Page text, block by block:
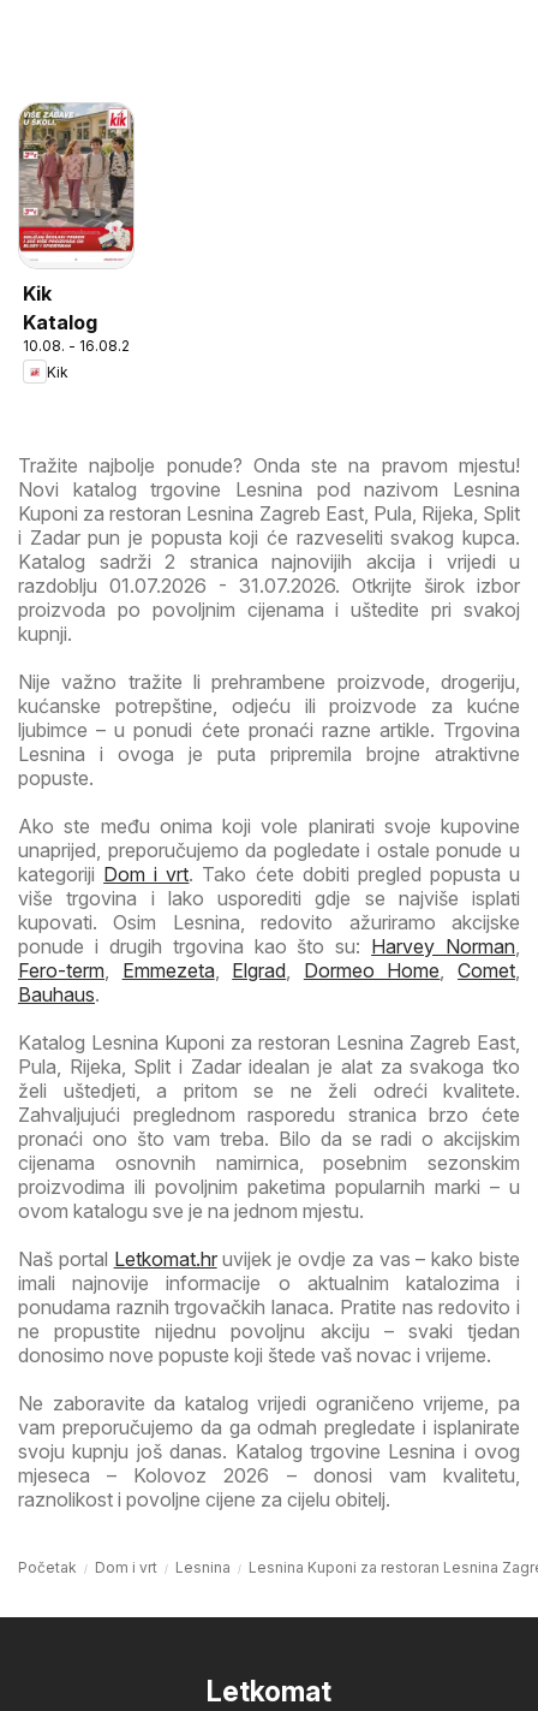
Kik
Katalog
10.08. - 16.08.2026
Kik
Tražite najbolje ponude? Onda ste na pravom mjestu!
Novi katalog trgovine Lesnina pod nazivom Lesnina
Kuponi za restoran Lesnina Zagreb East, Pula, Rijeka, Split
i Zadar pun je popusta koji će razveseliti svakog kupca.
Katalog sadrži 2 stranica najnovijih akcija i vrijedi u
razdoblju 01.07.2026 - 31.07.2026. Otkrijte širok izbor
proizvoda po povoljnim cijenama i uštedite pri svakoj
kupnji.
Nije važno tražite li prehrambene proizvode, drogeriju,
kućanske potrepštine, odjeću ili proizvode za kućne
ljubimce – u ponudi ćete pronaći razne artikle. Trgovina
Lesnina i ovoga je puta pripremila brojne atraktivne
popuste.
Ako ste među onima koji vole planirati svoje kupovine
unaprijed, preporučujemo da pogledate i ostale ponude u
kategoriji Dom i vrt. Tako ćete dobiti pregled popusta u
više trgovina i lako usporediti gdje se najviše isplati
kupovati. Osim Lesnina, redovito ažuriramo akcijske
ponude i drugih trgovina kao što su: Harvey Norman,
Fero-term, Emmezeta, Elgrad, Dormeo Home,Comet,
Bauhaus.
Katalog Lesnina Kuponi za restoran Lesnina Zagreb East,
Pula, Rijeka, Split i Zadar idealan je alat za svakoga tko
želi uštedjeti, a pritom se ne želi odreći kvalitete.
Zahvaljujući preglednom rasporedu stranica brzo ćete
pronaći ono što vam treba. Bilo da se radi o akcijskim
cijenama osnovnih namirnica, posebnim sezonskim
proizvodima ili povoljnim paketima popularnih marki – u
ovom katalogu sve je na jednom mjestu.
Naš portal Letkomat.hruvijek je ovdje za vas – kako biste
imali najnovije informacije o aktualnim katalozima i
ponudama raznih trgovačkih lanaca. Pratite nas redovito i
ne propustite nijednu povoljnu akciju – svaki tjedan
donosimo nove popuste koji štede vaš novac i vrijeme.
Ne zaboravite da katalog vrijedi ograničeno vrijeme, pa
vam preporučujemo da ga odmah pregledate i isplanirate
svoju kupnju još danas. Katalog trgovine Lesnina i ovog
mjeseca – Kolovoz 2026 – donosi vam kvalitetu,
raznolikost i povoljne cijene za cijelu obitelj.
Početak Dom i vrt Lesnina Lesnina Kuponi za restoran Lesnina
Letkomat